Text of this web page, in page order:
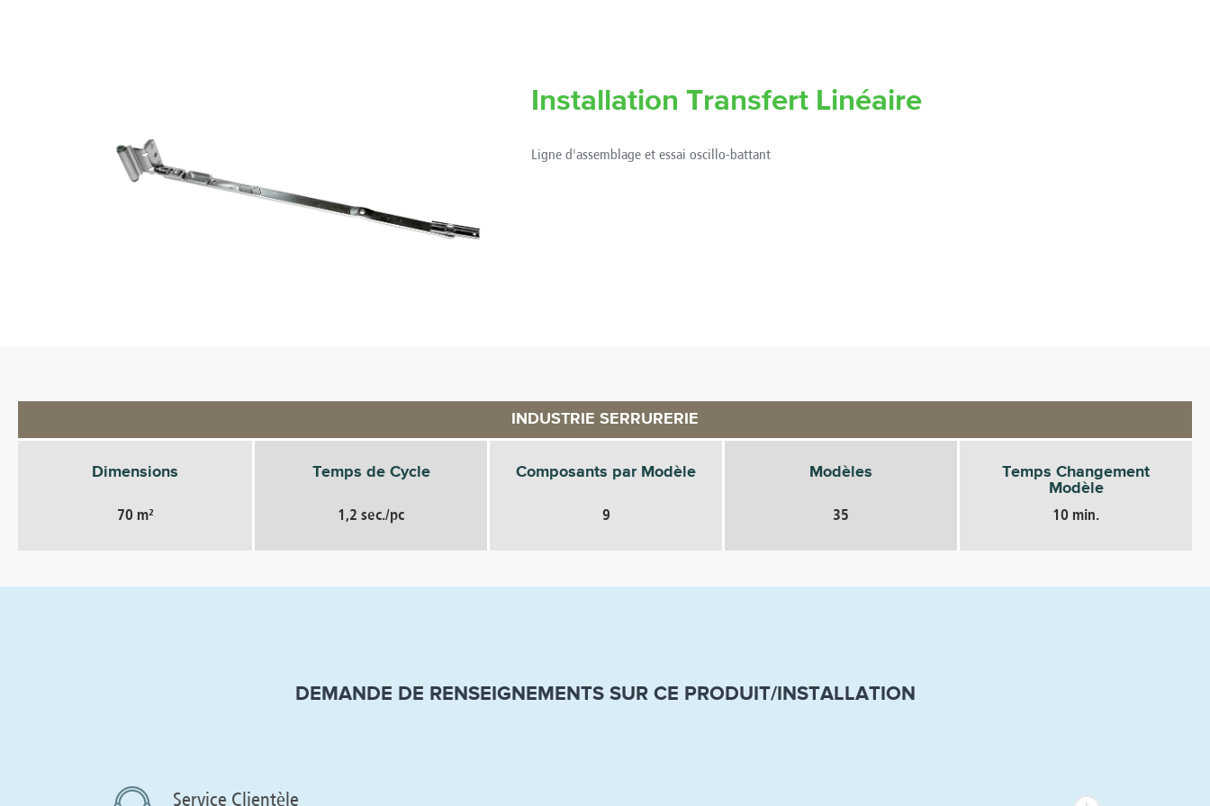
Installation Transfert Linéaire
Ligne d'assemblage et essai oscillo-battant
INDUSTRIE SERRURERIE
Dimensions
70 m²
Temps de Cycle
1,2 sec./pc
Composants par Modèle
9
Modèles
35
Temps Changement
Modèle
10 min.
DEMANDE DE RENSEIGNEMENTS SUR CE PRODUIT/INSTALLATION
Service Clientèle